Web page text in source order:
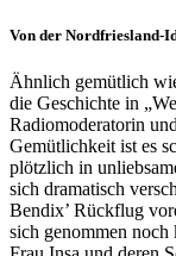
Von der Nordfriesland-
Ähnlich gemütlich
die Geschichte in
Radiomoderatorin
Gemütlichkeit ist es
plötzlich in
sich dramatisch
Bendix’ Rückflug
sich genommen